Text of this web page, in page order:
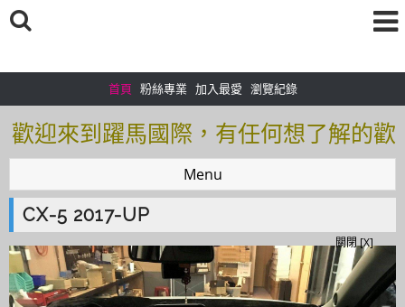
首頁 粉絲專業 加入最愛 瀏覽紀錄
歡迎來到躍馬國際，有任何想了解的歡
迎加入＠官方帳號：＠tof5459i 聯繫電
話0925166083
歡迎來到躍馬國際，有任何想了解的歡
迎加入＠官方帳號：＠tof5459i 聯繫電
話0925166083
Menu
CX-5 2017-UP
關閉 [X]